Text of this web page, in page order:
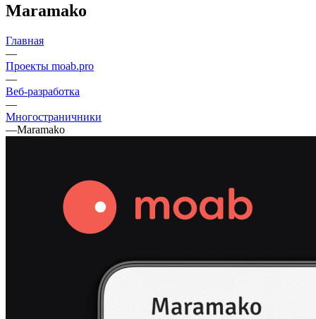
Maramako
Главная
—
Проекты moab.pro
—
Веб-разработка
—
Многостраничники
—Maramako